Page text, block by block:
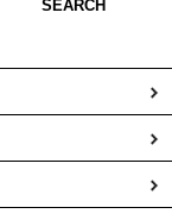
SEARCH